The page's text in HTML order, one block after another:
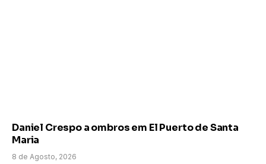
Daniel Crespo a ombros em El Puerto de Santa
Maria
8 de Agosto, 2026